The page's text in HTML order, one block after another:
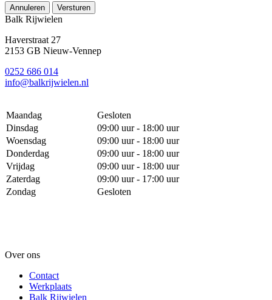
Annuleren Versturen
Balk Rijwielen
Haverstraat 27
2153 GB Nieuw-Vennep
0252 686 014
info@balkrijwielen.nl
Maandag
Gesloten
Dinsdag
09:00 uur - 18:00 uur
Woensdag
09:00 uur - 18:00 uur
Donderdag
09:00 uur - 18:00 uur
Vrijdag
09:00 uur - 18:00 uur
Zaterdag
09:00 uur - 17:00 uur
Zondag
Gesloten
Over ons
Contact
Werkplaats
Balk Rijwielen